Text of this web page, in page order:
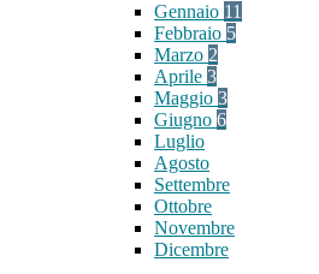
Gennaio 11
Febbraio 5
Marzo 2
Aprile 3
Maggio 3
Giugno 6
Luglio
Agosto
Settembre
Ottobre
Novembre
Dicembre